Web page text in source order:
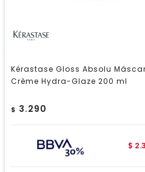
Kérastase Gloss Absolu
Crème Hydra-Glaze 200 ml
$ 3.290
$